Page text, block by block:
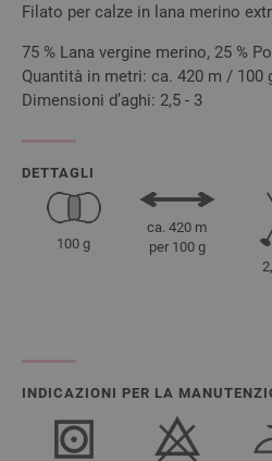
Filato per calze in lana merino
75 % Lana vergine merino, 25 %
Quantità in metri: ca. 420 m / 100
Dimensioni d’aghi: 2,5 - 3
DETTAGLI
100 g
ca. 420 m
per 100 g
INDICAZIONI PER LA